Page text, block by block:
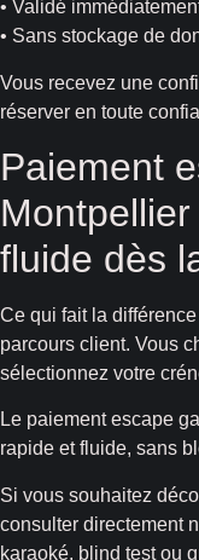
• Validé
• Sans stockage de
Vous recevez une
réserver en toute
Paiement
fluide dès
Ce qui fait la
parcours client. Vous
sélectionnez votre
Le paiement escape
rapide et fluide, sans
Si vous souhaitez
consulter directement
karaoké, blind test ou